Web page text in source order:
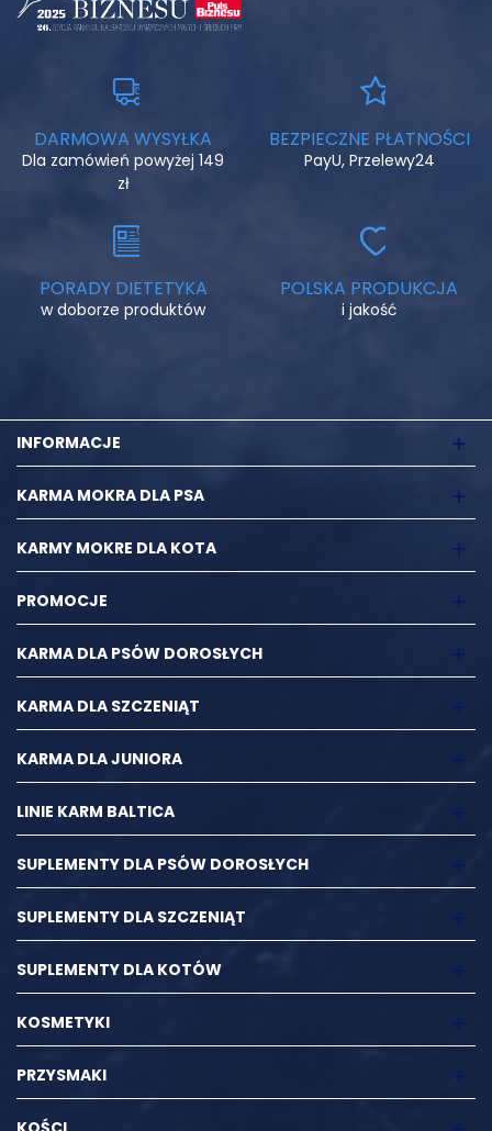
DARMOWA WYSYŁKA
Dla zamówień powyżej 149
zł
BEZPIECZNE PŁATNOŚCI
PayU, Przelewy24
PORADY DIETETYKA
w doborze produktów
POLSKA PRODUKCJA
i jakość
INFORMACJE
KARMA MOKRA DLA PSA
KARMY MOKRE DLA KOTA
PROMOCJE
KARMA DLA PSÓW DOROSŁYCH
KARMA DLA SZCZENIĄT
KARMA DLA JUNIORA
LINIE KARM BALTICA
SUPLEMENTY DLA PSÓW DOROSŁYCH
SUPLEMENTY DLA SZCZENIĄT
SUPLEMENTY DLA KOTÓW
KOSMETYKI
PRZYSMAKI